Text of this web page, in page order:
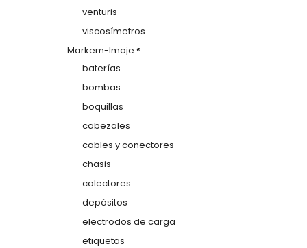
venturis
viscosímetros
Markem-Imaje ®
baterías
bombas
boquillas
cabezales
cables y conectores
chasis
colectores
depósitos
electrodos de carga
etiquetas